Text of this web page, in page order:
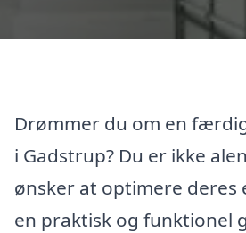
Drømmer du om en
i Gadstrup? Du er ikke
ønsker at optimere deres
en praktisk og funktionel